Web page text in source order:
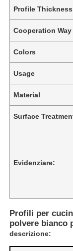
Profile Thickness
Cooperation Way
Colors
Usage
Material
Surface
Evidenziare:
Profili per
polvere bianco
descrizione: